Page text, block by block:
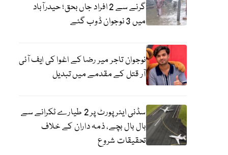
گرنے سے 2 افراد جاں بحق؛ حیدرآباد
میں 3 نوجوان ڈوب گئے
نوجوان تاجر میر رضا کے اغوا کی ایف آئی
آر قتل کے مقدمے میں تبدیل
سڈنی ایئرپورٹ پر 2 طیارے ٹکرانے سے
بال بال بچے، ذمہ داران کے خلاف
تحقیقات شروع